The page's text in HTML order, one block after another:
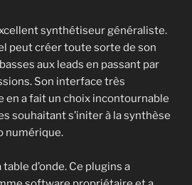
synthétiseur généraliste.
peut créer toute sorte de son
aux leads en passant par
Son interface très
a fait un choix incontournable
souhaitant s’initer à la synthèse
numérique.
d’onde. Ce plugins a